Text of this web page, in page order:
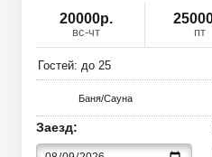
20000р.
вс-чт пт
Гостей: до 25
Баня/Сауна
Заезд: